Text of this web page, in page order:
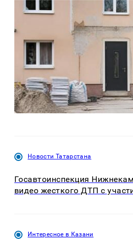
Новости Татарстана
Госавтоинспекция
видео жесткого ДТП с
Интересное в Казани